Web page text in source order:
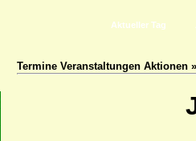
Aktueller Tag
Termine Veranstaltungen Aktionen